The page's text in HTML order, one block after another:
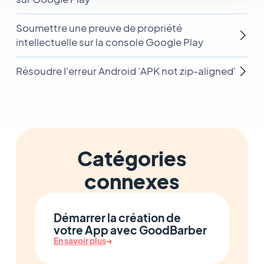
Soumettre une preuve de propriété
intellectuelle sur la console Google Play
Résoudre l'erreur Android 'APK not zip-aligned'
Catégories
connexes
Démarrer la création de
votre App avec GoodBarber
En savoir plus→